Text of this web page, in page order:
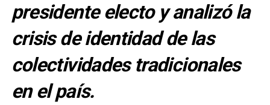
presidente electo y analizó la
crisis de identidad de las
colectividades tradicionales
en el país.